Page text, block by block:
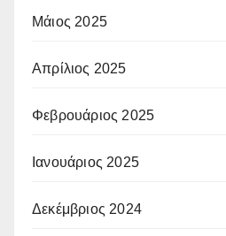
Μάιος 2025
Απρίλιος 2025
Φεβρουάριος 2025
Ιανουάριος 2025
Δεκέμβριος 2024